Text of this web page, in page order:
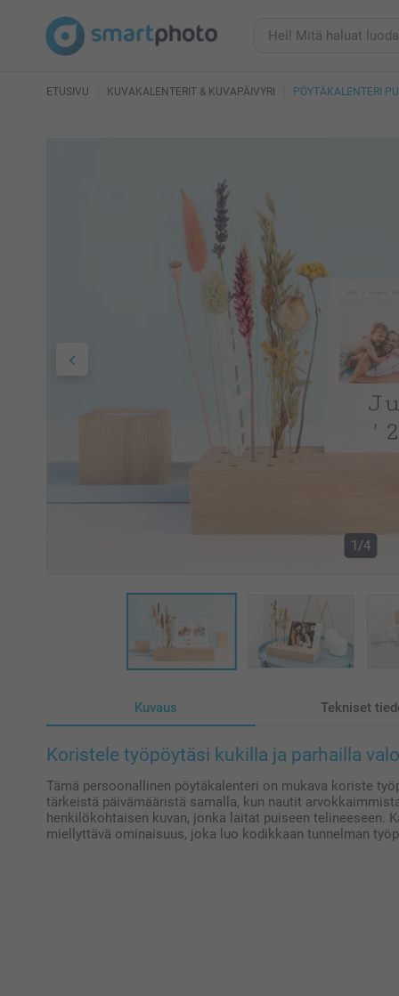
ETUSIVU KUVAKALENTERIT & KUVAPÄIVYRI PÖYTÄKALENTERI
1/4
Kuvaus Tekniset
Koristele työpöytäsi kukilla ja parhailla
Tämä persoonallinen pöytäkalenteri on mukava koriste
tärkeistä päivämääristä samalla, kun nautit
henkilökohtaisen kuvan, jonka laitat puiseen telineeseen.
miellyttävä ominaisuus, joka luo kodikkaan tunnelman